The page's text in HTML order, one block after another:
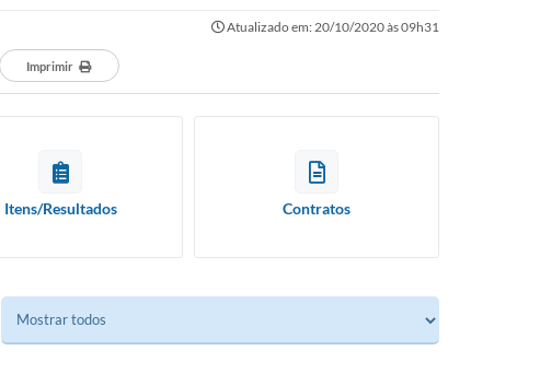
Atualizado em: 20/10/2020 às 09h31
Imprimir
Itens/Resultados Contratos